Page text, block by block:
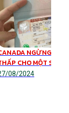
NGỪNG
CHO MỘT SỐ
08/2024